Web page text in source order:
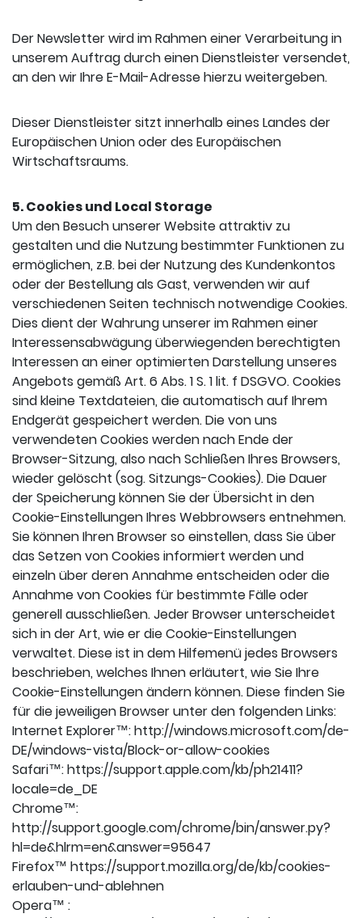
Der Newsletter wird im Rahmen einer Verarbeitung in
unserem Auftrag durch einen Dienstleister versendet,
an den wir Ihre E-Mail-Adresse hierzu weitergeben.
Dieser Dienstleister sitzt innerhalb eines Landes der
Europäischen Union oder des Europäischen
Wirtschaftsraums.
5. Cookies und Local Storage
Um den Besuch unserer Website attraktiv zu
gestalten und die Nutzung bestimmter Funktionen zu
ermöglichen, z.B. bei der Nutzung des Kundenkontos
oder der Bestellung als Gast, verwenden wir auf
verschiedenen Seiten technisch notwendige Cookies.
Dies dient der Wahrung unserer im Rahmen einer
Interessensabwägung überwiegenden berechtigten
Interessen an einer optimierten Darstellung unseres
Angebots gemäß Art. 6 Abs. 1 S. 1 lit. f DSGVO. Cookies
sind kleine Textdateien, die automatisch auf Ihrem
Endgerät gespeichert werden. Die von uns
verwendeten Cookies werden nach Ende der
Browser-Sitzung, also nach Schließen Ihres Browsers,
wieder gelöscht (sog. Sitzungs-Cookies). Die Dauer
der Speicherung können Sie der Übersicht in den
Cookie-Einstellungen Ihres Webbrowsers entnehmen.
Sie können Ihren Browser so einstellen, dass Sie über
das Setzen von Cookies informiert werden und
einzeln über deren Annahme entscheiden oder die
Annahme von Cookies für bestimmte Fälle oder
generell ausschließen. Jeder Browser unterscheidet
sich in der Art, wie er die Cookie-Einstellungen
verwaltet. Diese ist in dem Hilfemenü jedes Browsers
beschrieben, welches Ihnen erläutert, wie Sie Ihre
Cookie-Einstellungen ändern können. Diese finden Sie
für die jeweiligen Browser unter den folgenden Links:
Internet Explorer™: http://windows.microsoft.com/de-
DE/windows-vista/Block-or-allow-cookies
Safari™: https://support.apple.com/kb/ph21411?
locale=de_DE
Chrome™:
http://support.google.com/chrome/bin/answer.py?
hl=de&hlrm=en&answer=95647
Firefox™ https://support.mozilla.org/de/kb/cookies-
erlauben-und-ablehnen
Opera™ :